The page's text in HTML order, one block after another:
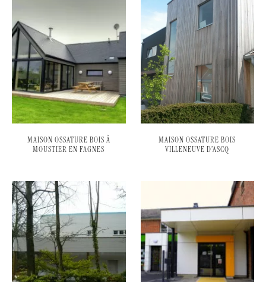
MAISON OSSATURE BOIS À
MOUSTIER EN FAGNES
MAISON OSSATURE BOIS
VILLENEUVE D’ASCQ